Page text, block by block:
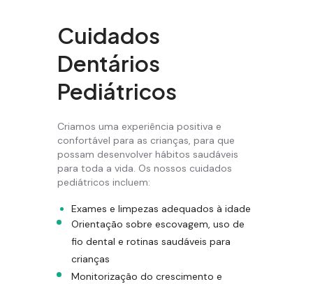
Cuidados
Dentários
Pediátricos
Criamos uma experiência positiva e
confortável para as crianças, para que
possam desenvolver hábitos saudáveis
para toda a vida. Os nossos cuidados
pediátricos incluem:
Exames e limpezas adequados à idade
Orientação sobre escovagem, uso de
fio dental e rotinas saudáveis para
crianças
Monitorização do crescimento e